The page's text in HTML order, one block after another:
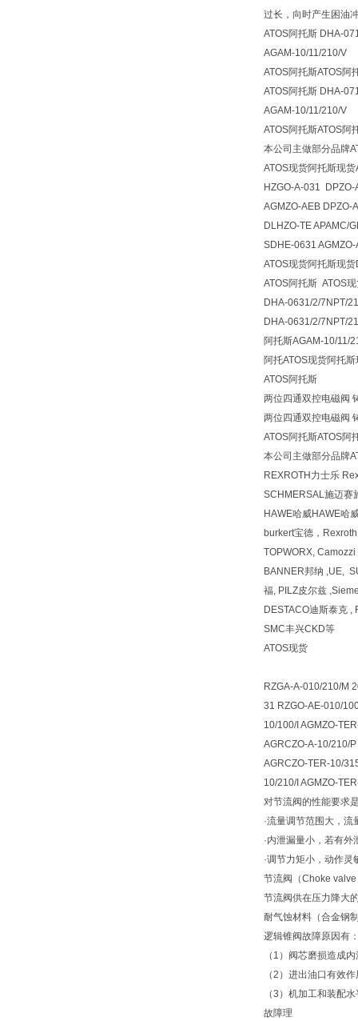
过长，向时产生困油
ATOS阿托斯 DHA-
AGAM-10/11/210/V
ATOS阿托斯ATOS阿
ATOS阿托斯 DHA-
AGAM-10/11/210/V
ATOS阿托斯ATOS阿
本公司主做部分品牌
ATOS现货阿托斯现货
HZGO-A-031 DPZO-
AGMZO-AEB DPZO-A
DLHZO-TE APAMC/
SDHE-0631 AGMZO-
ATOS现货阿托斯现
ATOS阿托斯 ATOS
DHA-0631/2/7NPT/
DHA-0631/2/7NPT/
阿托斯AGAM-10/11/
阿托ATOS现货阿托斯
ATOS阿托斯
两位四通双控电磁阀
两位四通双控电磁阀
ATOS阿托斯ATOS阿
本公司主做部分品牌
REXROTH力士乐
SCHMERSAL施迈赛
HAWE哈威HAWE哈
burkert宝德，
TOPWORX,
BANNER邦纳 ,UE,
福, PILZ皮尔兹
DESTACO迪斯泰克
SMC丰兴CKD等
ATOS现货
RZGA-A-010/210/M
31 RZGO-AE-010/
10/100/I AGMZO-
AGRCZO-A-10/210/
AGRCZO-TER-10/
10/210/I AGMZO-
对节流阀的性能要求
·流量调节范围大
·内泄漏量小，若有
·调节力矩小，动
节流阀（Choke
节流阀供在压力降大
耐气蚀材料（合金钢
逻辑锥阀故障原因有
（1）阀芯磨损造成
（2）进出油口有效
（3）机加工和装配
故障理